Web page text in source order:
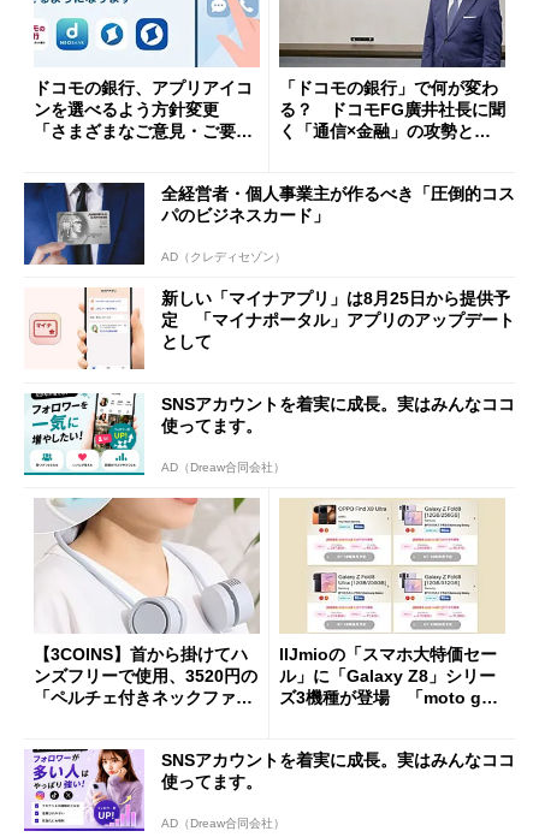
ドコモの銀行、アプリアイコ
ンを選べるよう方針変更
「さまざまなご意見・ご要望
「ドコモの銀行」で何が変わ
る？ ドコモFG廣井社長に聞
く「通信×金融」の攻勢とグ
全経営者・個人事業主が作るべき「圧倒的コス
パのビジネスカード」
AD（クレディセゾン）
新しい「マイナアプリ」は8月25日から提供予
定 「マイナポータル」アプリのアップデート
として
SNSアカウントを着実に成長。実はみんなココ
使ってます。
AD（Dreaw合同会社）
【3COINS】首から掛けてハ
ンズフリーで使用、3520円の
「ペルチェ付きネックファ
IIJmioの「スマホ大特価セー
ル」に「Galaxy Z8」シリー
ズ3機種が登場 「moto g37
SNSアカウントを着実に成長。実はみんなココ
使ってます。
AD（Dreaw合同会社）